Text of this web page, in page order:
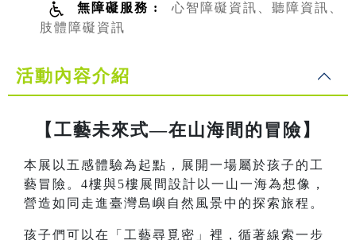
無障礙服務 :
心智障礙資訊、聽障資訊、
肢體障礙資訊
活動內容介紹
【工藝未來式—在山海間的冒險】
本展以五感體驗為起點，展開一場屬於孩子的工
藝冒險。4樓與5樓展間設計以一山一海為想像，
營造如同走進臺灣島嶼自然風景中的探索旅程。
孩子們可以在「工藝尋覓密」裡，循著線索一步